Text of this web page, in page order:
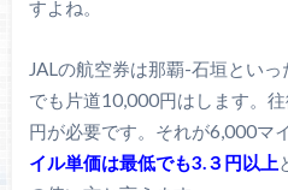
すよね。
JALの航空券は那覇-石垣とい
でも片道10,000円はします。
円が必要です。それが6,000マ
イル単価は最低でも3.３円以上